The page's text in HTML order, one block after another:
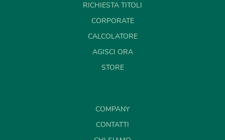
RICHIESTA TITOLI
CORPORATE
CALCOLATORE
AGISCI ORA
STORE
COMPANY
CONTATTI